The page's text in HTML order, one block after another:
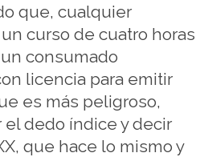
que, cualquier
curso de cuatro horas
consumado
licencia para emitir
es más peligroso,
el dedo índice y decir
que hace lo mismo y